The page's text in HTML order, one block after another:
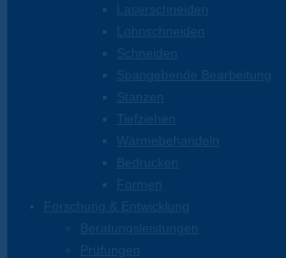
Laserschneiden
Lohnschneiden
Schneiden
Spangebende Bearbeitung
Stanzen
Tiefziehen
Wärmebehandeln
Bedrucken
Formen
Forschung & Entwicklung
Beratungsleistungen
Prüfungen